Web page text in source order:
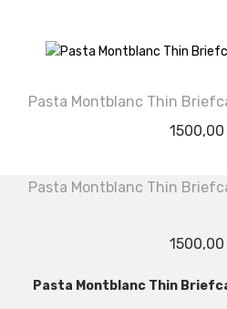
Pasta Montblanc Thin
1500,00
Pasta Montblanc Thin
1500,00
Pasta Montblanc Thin